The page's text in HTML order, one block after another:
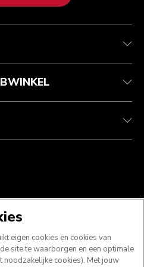
eigen cookies en cookies van
site te waarborgen en een optimale
cookies). Met jouw